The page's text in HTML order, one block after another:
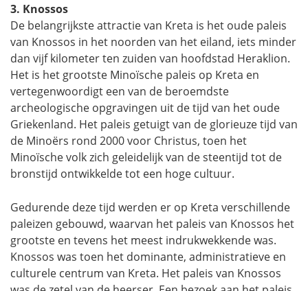
3. Knossos
De belangrijkste attractie van Kreta is het oude paleis
van Knossos in het noorden van het eiland, iets minder
dan vijf kilometer ten zuiden van hoofdstad Heraklion.
Het is het grootste Minoïsche paleis op Kreta en
vertegenwoordigt een van de beroemdste
archeologische opgravingen uit de tijd van het oude
Griekenland. Het paleis getuigt van de glorieuze tijd van
de Minoërs rond 2000 voor Christus, toen het
Minoïsche volk zich geleidelijk van de steentijd tot de
bronstijd ontwikkelde tot een hoge cultuur.
Gedurende deze tijd werden er op Kreta verschillende
paleizen gebouwd, waarvan het paleis van Knossos het
grootste en tevens het meest indrukwekkende was.
Knossos was toen het dominante, administratieve en
culturele centrum van Kreta. Het paleis van Knossos